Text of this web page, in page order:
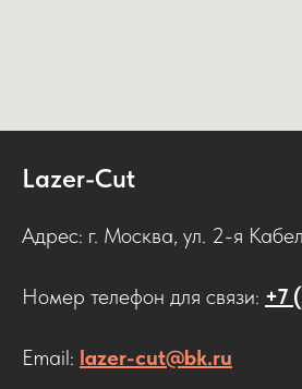
Lazer-Cut
Адрес: г. Москва, ул. 2-я
Номер телефон для связи: +7
Email: lazer-cut@bk.ru